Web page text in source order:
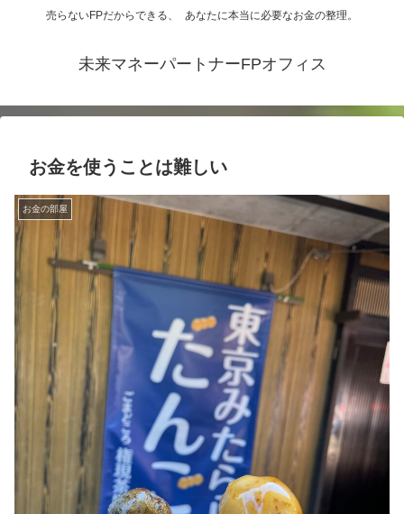
売らないFPだからできる、 あなたに本当に必要なお金の整理。
未来マネーパートナーFPオフィス
お金を使うことは難しい
お金の部屋